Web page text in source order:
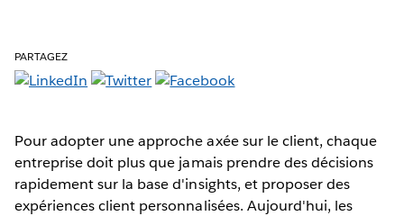
PARTAGEZ
Pour adopter une approche axée sur le client, chaque
entreprise doit plus que jamais prendre des décisions
rapidement sur la base d'insights, et proposer des
expériences client personnalisées. Aujourd'hui, les